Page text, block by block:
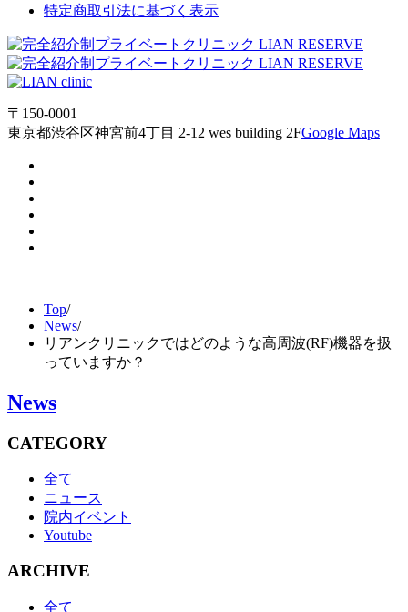
特定商取引法に基づく表示
〒150-0001
東京都渋谷区神宮前4丁目 2-12 wes building 2FGoogle Maps
Top/
News/
リアンクリニックではどのような高周波(RF)機器を扱
っていますか？
News
CATEGORY
全て
ニュース
院内イベント
Youtube
ARCHIVE
全て